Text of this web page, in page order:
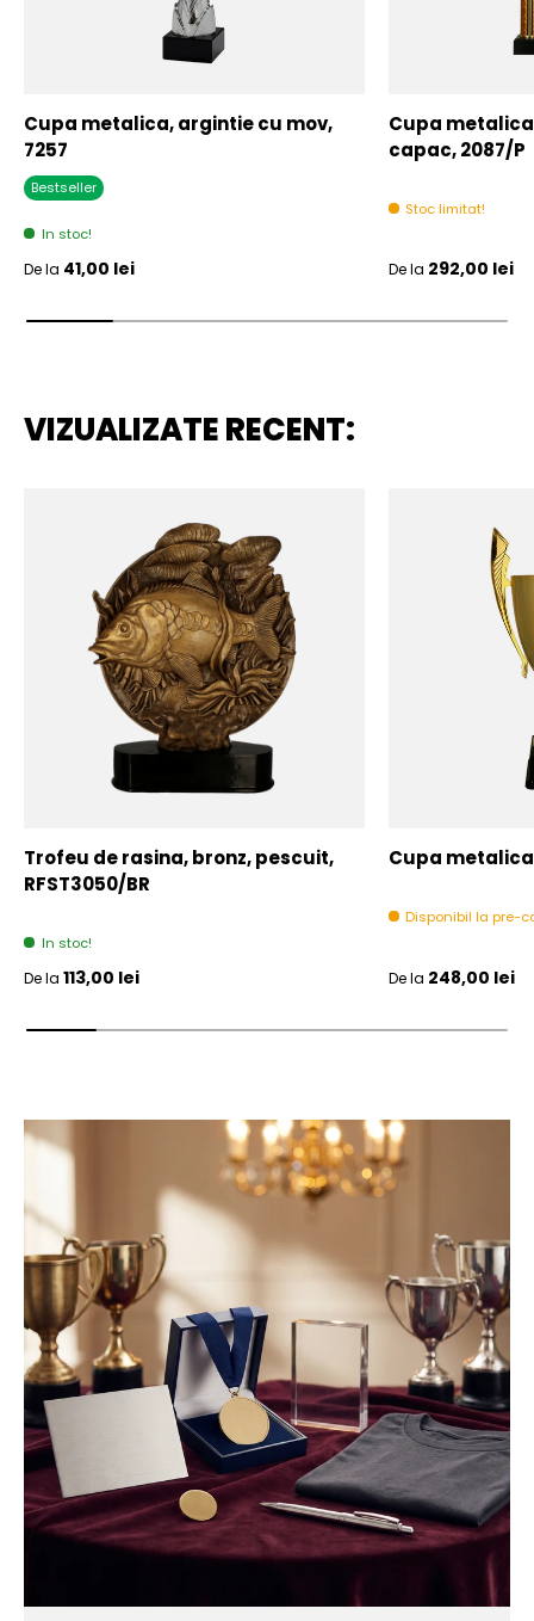
Cupa metalica, argintie cu mov,
7257
Bestseller
In stoc!
Pret initial
De la 41,00 lei
Cupa
capac, 2087/P
Stoc limitat!
Pret initial
De la 292,00 lei
VIZUALIZATE RECENT:
Trofeu de rasina, bronz, pescuit,
RFST3050/BR
In stoc!
Pret initial
De la 113,00 lei
Cupa
Disponibil la pre-
Pret initial
De la 248,00 lei